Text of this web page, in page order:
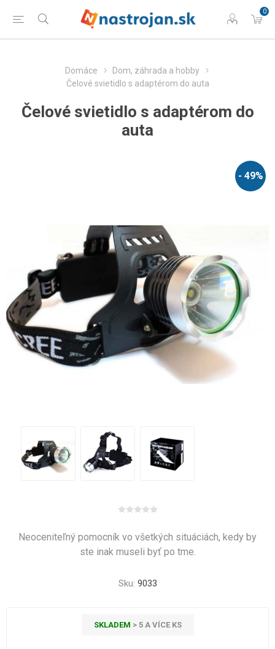
0
Domáce
Dom, záhrada a hobby
Čelové svietidlo s adaptérom do auta
Čelové svietidlo s adaptérom do
auta
- 49%
Neoceniteľný pomocník vo všetkých situáciách, kedy by
ste inak museli byť po tme.
Sku: 9033
SKLADEM > 5 A VÍCE KS